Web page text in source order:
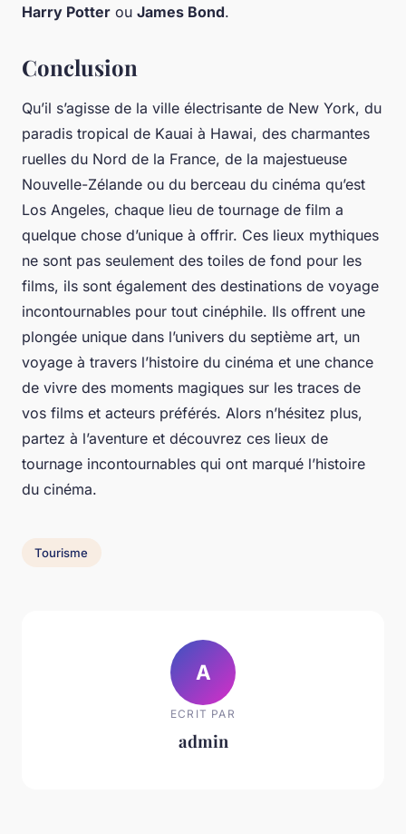
Harry Potter ou James Bond.
Conclusion
Qu’il s’agisse de la ville électrisante de New York, du
paradis tropical de Kauai à Hawai, des charmantes
ruelles du Nord de la France, de la majestueuse
Nouvelle-Zélande ou du berceau du cinéma qu’est
Los Angeles, chaque lieu de tournage de film a
quelque chose d’unique à offrir. Ces lieux mythiques
ne sont pas seulement des toiles de fond pour les
films, ils sont également des destinations de voyage
incontournables pour tout cinéphile. Ils offrent une
plongée unique dans l’univers du septième art, un
voyage à travers l’histoire du cinéma et une chance
de vivre des moments magiques sur les traces de
vos films et acteurs préférés. Alors n’hésitez plus,
partez à l’aventure et découvrez ces lieux de
tournage incontournables qui ont marqué l’histoire
du cinéma.
Tourisme
A
ECRIT PAR
admin